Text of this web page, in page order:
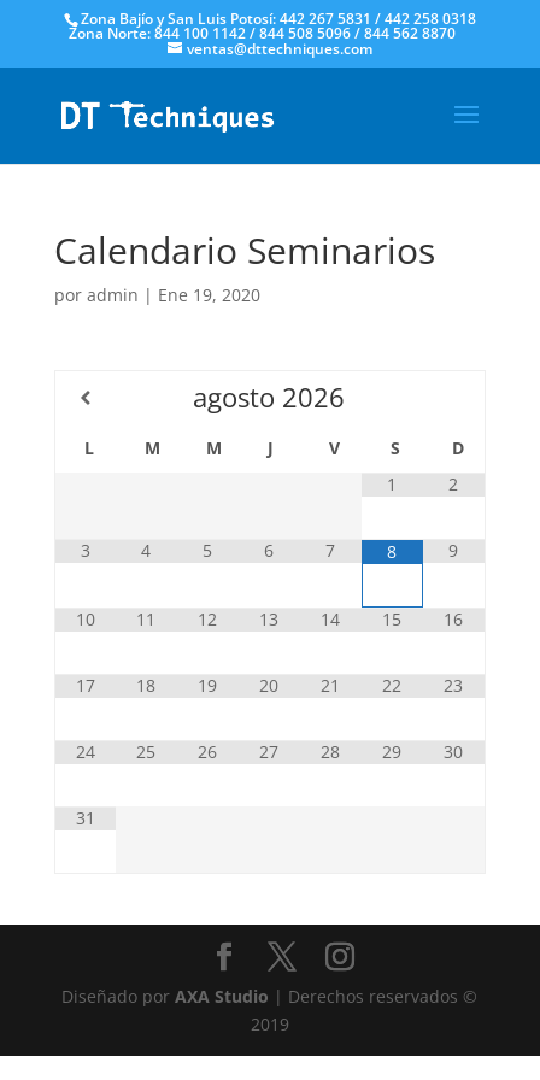
Zona Bajío y San Luis Potosí: 442 267 5831 / 442 258 0318
Zona Norte: 844 100 1142 / 844 508 5096 / 844 562 8870
ventas@dttechniques.com
Calendario Seminarios
por admin | Ene 19, 2020
agosto 2026
L M M J V S
D
1
2
3 4 5 6 7 8 9
10 11 12 13 14 15 16
17 18 19 20 21 22 23
24 25 26 27 28 29 30
31
Diseñado porAXA Studio | Derechos reservados ©
2019